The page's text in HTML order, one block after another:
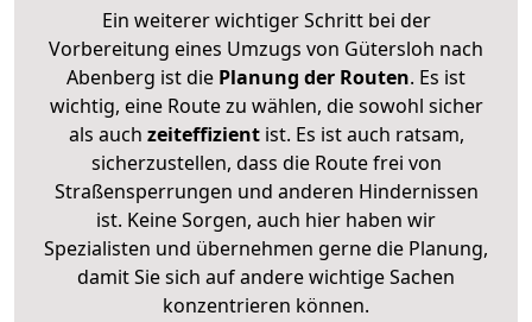
Ein weiterer wichtiger Schritt bei der
Vorbereitung eines Umzugs von Gütersloh nach
Abenberg ist die Planung der Routen. Es ist
wichtig, eine Route zu wählen, die sowohl sicher
als auch zeiteffizientist. Es ist auch ratsam,
sicherzustellen, dass die Route frei von
Straßensperrungen und anderen Hindernissen
ist. Keine Sorgen, auch hier haben wir
Spezialisten und übernehmen gerne die Planung,
damit Sie sich auf andere wichtige Sachen
konzentrieren können.